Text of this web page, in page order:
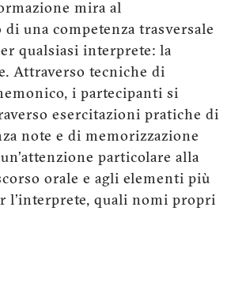
mira al
una competenza trasversale
qualsiasi interprete: la
Attraverso tecniche di
i partecipanti si
esercitazioni pratiche di
note e di memorizzazione
particolare alla
orale e agli elementi più
l'interprete, quali nomi propri